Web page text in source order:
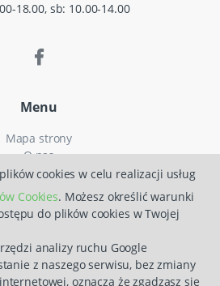
cookies w celu realizacji usług
Cookies. Możesz określić warunki
do plików cookies w Twojej
analizy ruchu Google
z naszego serwisu, bez zmiany
oznacza że zgadzasz się
18.00, sb: 10.00-14.00
Menu
Mapa strony
O nas
i koszty dostawy
Reklamacje
zakupów
prywatności
Zwroty